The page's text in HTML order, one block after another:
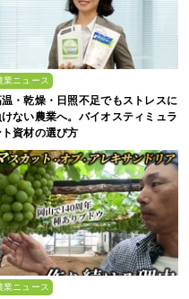
業ニュース
温・乾燥・日照不足でもストレスに
けない農業へ。バイオスティミュラ
ト資材の選び方
業ニュース